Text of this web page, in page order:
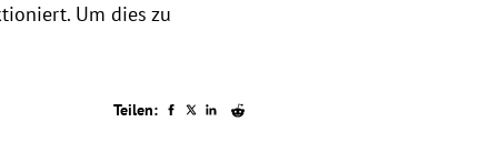
Um dies zu
Teilen: